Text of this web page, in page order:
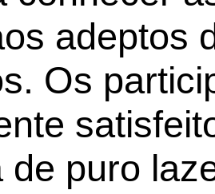
adeptos
Os
de puro